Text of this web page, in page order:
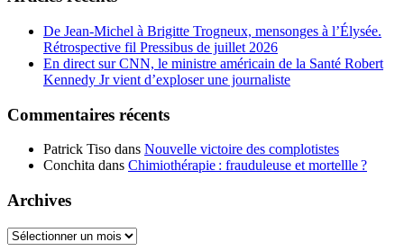
De Jean-Michel à Brigitte Trogneux, mensonges à l’Élysée.
Rétrospective fil Pressibus de juillet 2026
En direct sur CNN, le ministre américain de la Santé Robert
Kennedy Jr vient d’exploser une journaliste
Commentaires récents
Patrick Tiso dans Nouvelle victoire des complotistes
Conchita dans Chimiothérapie : frauduleuse et mortellle ?
Archives
Archives